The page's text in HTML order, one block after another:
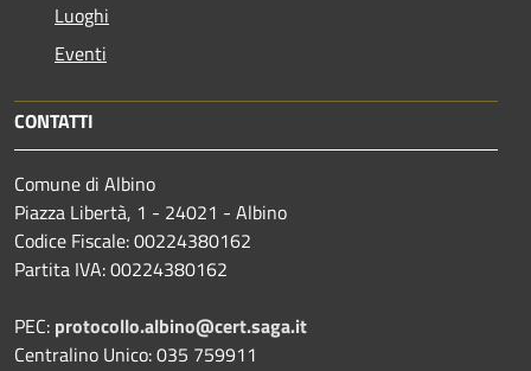
Luoghi
Eventi
CONTATTI
Comune di Albino
Piazza Libertà, 1 - 24021 - Albino
Codice Fiscale: 00224380162
Partita IVA: 00224380162
PEC: protocollo.albino@cert.saga.it
Centralino Unico: 035 759911